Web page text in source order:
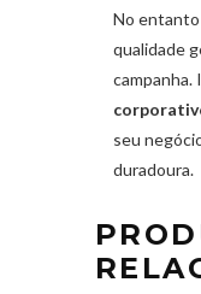
No entanto
qualidade
campanha.
seu
duradoura.